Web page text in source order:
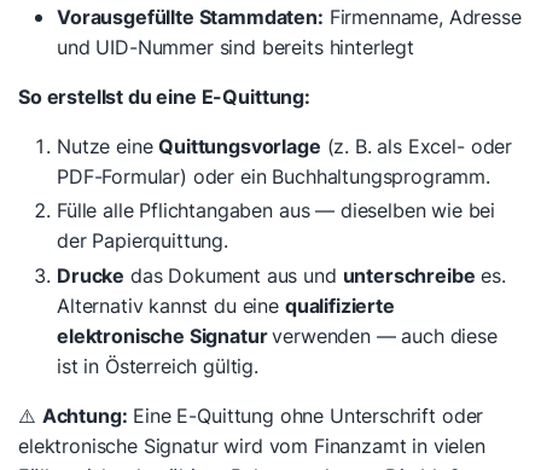
Vorausgefüllte Stammdaten: Firmenname, Adresse
und UID-Nummer sind bereits hinterlegt
So erstellst du eine E-Quittung:
Nutze eineQuittungsvorlage (z. B. als Excel- oder
PDF-Formular) oder ein Buchhaltungsprogramm.
Fülle alle Pflichtangaben aus — dieselben wie bei
der Papierquittung.
Drucke das Dokument aus und unterschreibe es.
Alternativ kannst du eine qualifizierte
elektronische Signaturverwenden — auch diese
ist in Österreich gültig.
⚠️ Achtung: Eine E-Quittung ohne Unterschrift oder
elektronische Signatur wird vom Finanzamt in vielen